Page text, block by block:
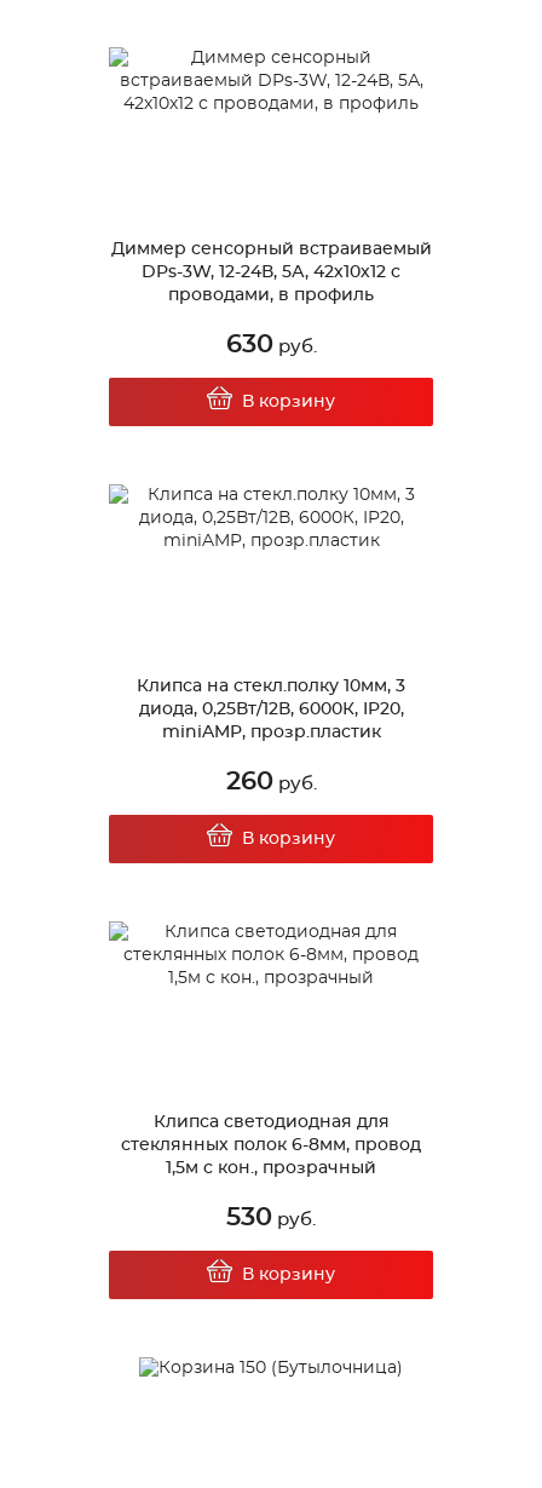
Диммер сенсорный встраиваемый
DPs-3W, 12-24В, 5А, 42х10х12 с
проводами, в профиль
630руб.
В корзину
Клипса на стекл.полку 10мм, 3
диода, 0,25Вт/12В, 6000К, IP20,
miniAMP, прозр.пластик
260руб.
В корзину
Клипса светодиодная для
стеклянных полок 6-8мм, провод
1,5м с кон., прозрачный
530 руб.
В корзину